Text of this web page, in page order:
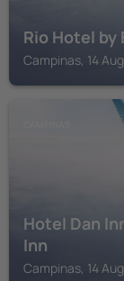
Rio Hotel by
Campinas, 14
Hotel Dan
Inn
Campinas, 14